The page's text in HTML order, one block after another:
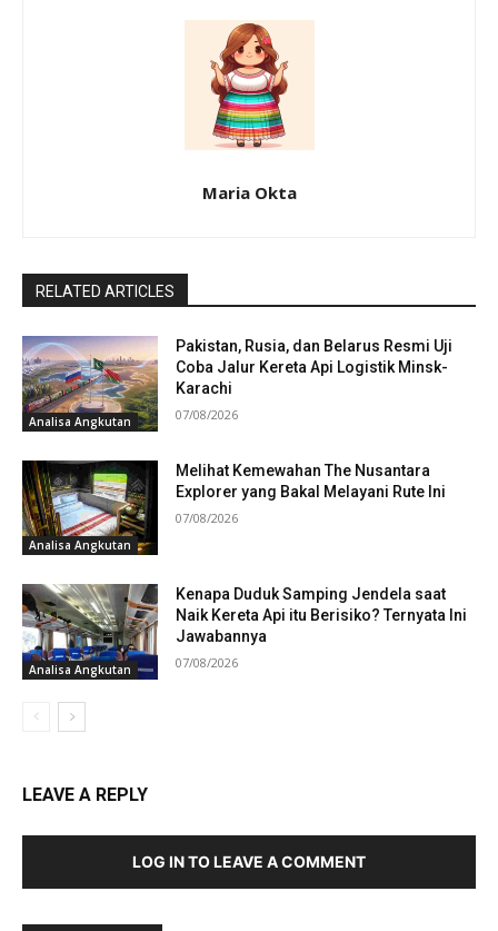
Maria Okta
RELATED ARTICLES
Analisa Angkutan
Pakistan, Rusia, dan Belarus Resmi Uji
Coba Jalur Kereta Api Logistik Minsk-
Karachi
07/08/2026
Analisa Angkutan
Melihat Kemewahan The Nusantara
Explorer yang Bakal Melayani Rute Ini
07/08/2026
Analisa Angkutan
Kenapa Duduk Samping Jendela saat
Naik Kereta Api itu Berisiko? Ternyata Ini
Jawabannya
07/08/2026
LEAVE A REPLY
LOG IN TO LEAVE A COMMENT